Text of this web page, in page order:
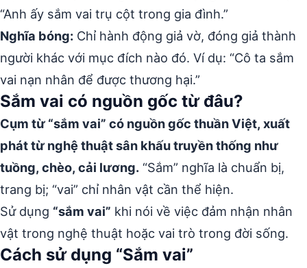
“Anh ấy sắm vai trụ cột trong gia đình.”
Nghĩa bóng: Chỉ hành động giả vờ, đóng giả thành
người khác với mục đích nào đó. Ví dụ: “Cô ta sắm
vai nạn nhân để được thương hại.”
Sắm vai có nguồn gốc từ đâu?
Cụm từ “sắm vai” có nguồn gốc thuần Việt, xuất
phát từ nghệ thuật sân khấu truyền thống như
tuồng, chèo, cải lương. “Sắm” nghĩa là chuẩn bị,
trang bị; “vai” chỉ nhân vật cần thể hiện.
Sử dụng “sắm vai” khi nói về việc đảm nhận nhân
vật trong nghệ thuật hoặc vai trò trong đời sống.
Cách sử dụng “Sắm vai”